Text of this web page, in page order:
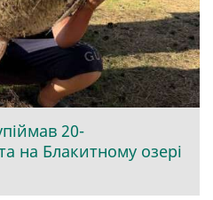
20-
на Блакитному озері